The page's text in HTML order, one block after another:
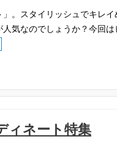
。スタイリッシュでキレ
気なのでしょうか？今回
ィネート特集